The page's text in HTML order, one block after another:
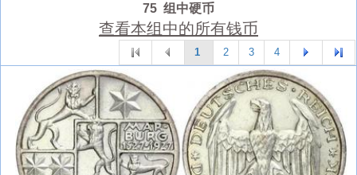
75 组中硬币
查看本组中的所有钱币
1 2 3 4